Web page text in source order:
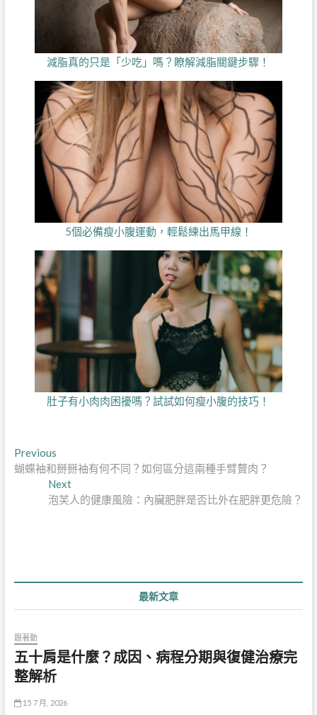
減脂真的只是「少吃」嗎？瞭解減脂關鍵步驟！
5個必備瘦小腹運動，輕鬆練出馬甲線！
肚子有小肉肉困擾嗎？試試如何瘦小腹的技巧！
文
章
PreviousPrevious
post:
蝴蝶袖和掰掰袖有何不同？如何區分這兩種手臂贅肉？
NextNext
post:
泡芙人的健康風險：內臟肥胖是否比外在肥胖更危險？
最新文章
跟著動
五十肩是什麼？成因、病程分期與復健治療完
整解析
15 7 月, 2026